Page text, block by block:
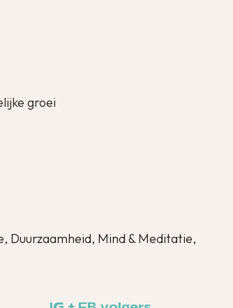
groei
Duurzaamheid, Mind & Meditatie,